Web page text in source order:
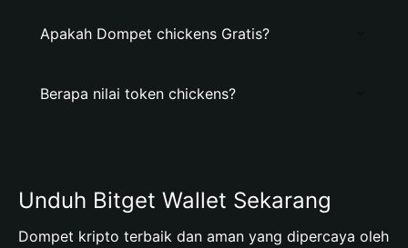
Apakah Dompet chickens Gratis?
Berapa nilai token chickens?
Unduh Bitget Wallet Sekarang
Dompet kripto terbaik dan aman yang dipercaya oleh